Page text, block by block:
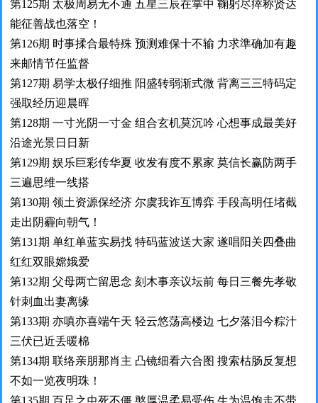
第125期 太极周易无不通 五星三辰在掌中 鞠躬尽瘁称贤达
能征善战也落空！
第126期 时事揉合最特殊 预测难保十不输 力求準确加有趣
来邮情节任监督
第127期 易学太极仔细推 阳盛转弱渐式微 背离三三特码定
强取经历迎晨晖
第128期 一寸光阴一寸金 组合玄机莫沉吟 心想事成最美好
沿途光景日日新
第129期 娱乐巨彩传华夏 收发有度不累家 莫信长赢防两手
三遍思维一线搭
第130期 领土资源保经济 尔虞我诈互博弈 手段高明任堵截
走出阴霾向朝气！
第131期 单红单蓝实易找 特码蓝波送大家 遂唱阳关四叠曲
红红双眼嫦娥爱
第132期 父母两亡留思念 刻木事亲议坛前 每日三餐先孝敬
针刺血出妻离缘
第133期 亦嗔亦喜端午天 轻云悠荡高楼边 七夕落泪今粽汁
三伏已近丢暖棉
第134期 联络亲朋那肖主 凸镜细看六合图 搜索枯肠反复想
不如一览夜明珠！
第135期 百足之虫死不僵 憨厚温柔易受伤 生为温饱走不带